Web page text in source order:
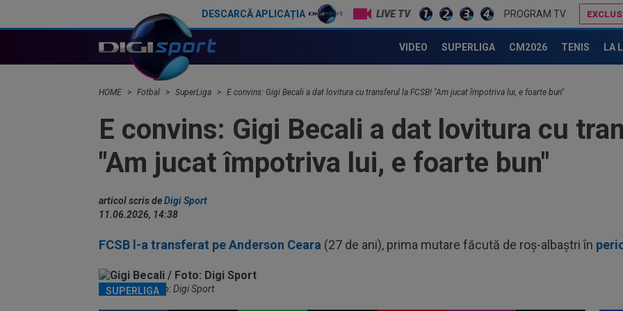
DESCARCĂ APLICAȚIA LIVE TV PROGRAM TV
VIDEO SUPERLIGA CM2026 TENIS LA
HOME Fotbal SuperLiga E convins: Gigi Becali a dat lovitura cu transferul la FCSB! "Am jucat împotriva lui, e foarte bun"
E convins: Gigi Becali a dat lovitura cu
"Am jucat împotriva lui, e foarte bun"
articol scris deDigi Sport
11.06.2026, 14:38
FCSB l-a transferat pe Anderson Ceara (27 de ani), prima mutare făcută de roș-albaștri în
SUPERLIGA
Gigi Becali / Foto: Digi Sport
și
a